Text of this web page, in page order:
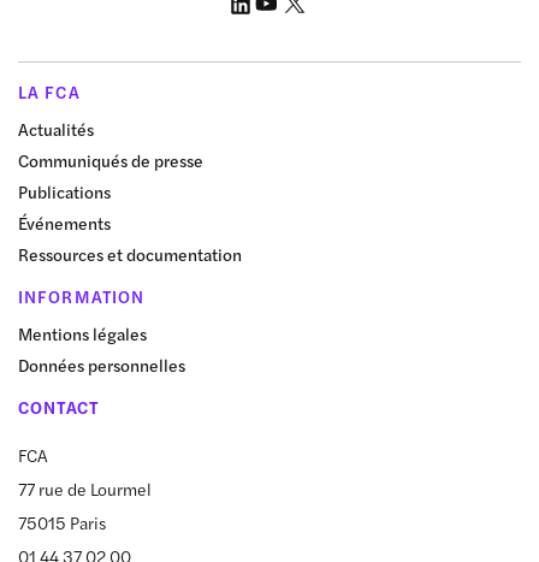
LA FCA
Actualités
Communiqués de presse
Publications
Événements
Ressources et documentation
INFORMATION
Mentions légales
Données personnelles
CONTACT
FCA
77 rue de Lourmel
75015 Paris
01 44 37 02 00